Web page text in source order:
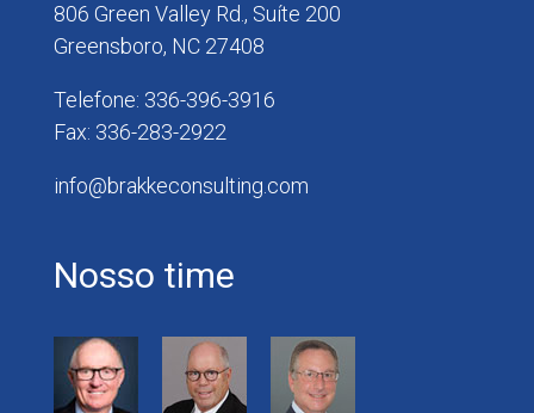
806 Green Valley Rd., Suíte 200
Greensboro, NC 27408
Telefone: 336-396-3916
Fax: 336-283-2922
info@brakkeconsulting.com
Nosso time